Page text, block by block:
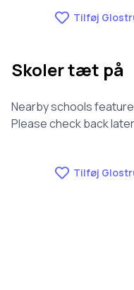
Tilføj
Skoler tæt på
Nearby schools
Please check back
Tilføj